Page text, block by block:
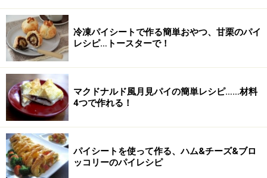
ます。できれば一週間ほど、時々かきまぜながら冷蔵庫
で保存するとより味が馴染みます。
冷凍パイシートで作る簡単おやつ、甘栗のパイ
レシピ…トースターで！
マクドナルド風月見パイの簡単レシピ……材料
4つで作れる！
パイシートを使って作る、ハム&チーズ&ブロ
ッコリーのパイレシピ